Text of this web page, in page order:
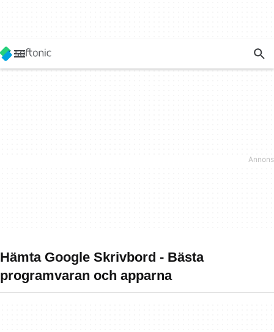
Hämta Google Skrivbord - Bästa
programvaran och apparna